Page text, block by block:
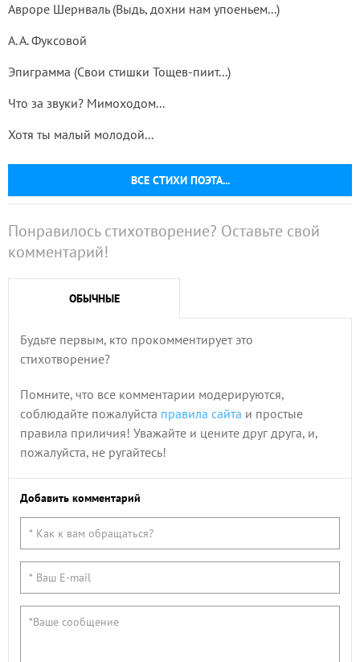
ВСЕ СТИХИ ПОЭТА...
Авроре Шернваль (Выдь, дохни нам упоеньем...)
А. А. Фуксовой
Эпиграмма (Свои стишки Тощев-пиит...)
Что за звуки? Мимоходом...
Хотя ты малый молодой...
Понравилось стихотворение? Оставьте свой
комментарий!
ОБЫЧНЫЕ
Будьте первым, кто прокомментирует это
стихотворение?
Помните, что все комментарии модерируются,
соблюдайте пожалуйста правила сайта и простые
правила приличия! Уважайте и цените друг друга, и,
пожалуйста, не ругайтесь!
Добавить комментарий